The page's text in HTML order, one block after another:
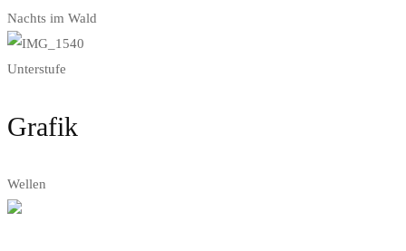
Nachts im Wald
Unterstufe
Grafik
Wellen